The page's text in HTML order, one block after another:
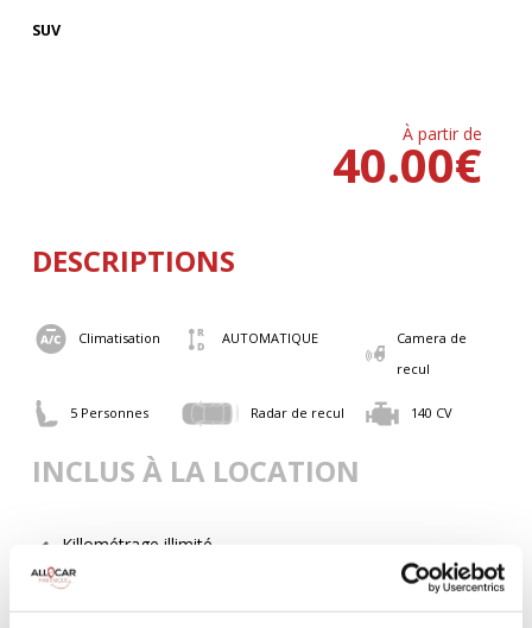
SUV
À partir de
€
40.00
DESCRIPTIONS
Climatisation AUTOMATIQUE
Camera de
recul
5 Personnes Radar de recul 140 CV
INCLUS À LA LOCATION
Killométrage illimité
Assurance tous risques (hors franchise)
Carburant : plein à rendre plein